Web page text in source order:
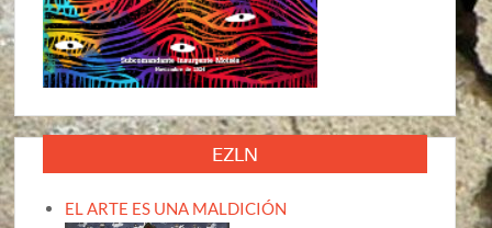
EZLN
EL ARTE ES UNA MALDICIÓN